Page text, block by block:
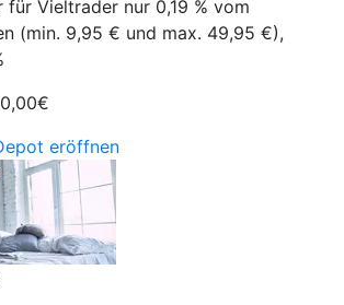
für Vieltrader nur 0,19 % vom
(min. 9,95 € und max. 49,95 €),
0,00€
eröffnen